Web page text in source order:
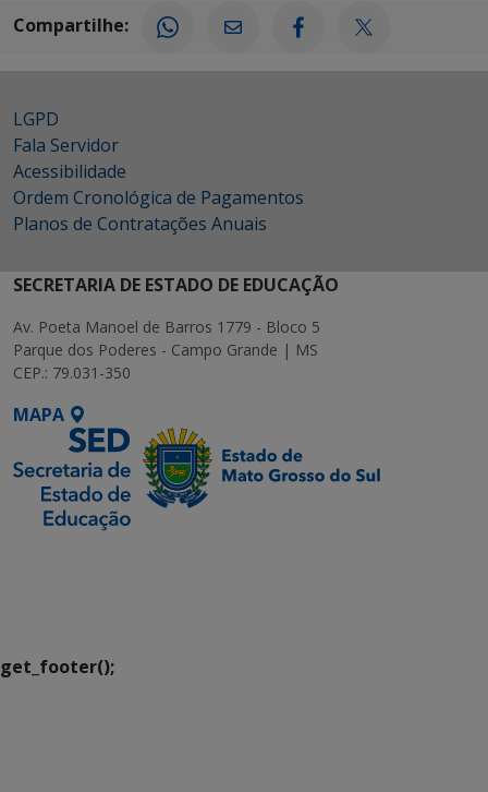
Compartilhe:
LGPD
Fala Servidor
Acessibilidade
Ordem Cronológica de Pagamentos
Planos de Contratações Anuais
SECRETARIA DE ESTADO DE EDUCAÇÃO
Av. Poeta Manoel de Barros 1779 - Bloco 5
Parque dos Poderes - Campo Grande | MS
CEP.: 79.031-350
MAPA
get_footer();